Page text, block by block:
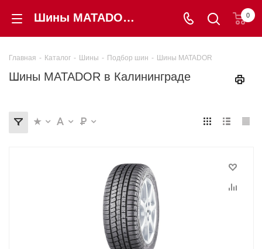
Шины MATADOR купить в Калининграде от 4 000 ₽. Гарантия, цены, отзывы | «Шинторг» 0
Главная - Каталог - Шины - Подбор шин - Шины MATADOR
Шины MATADOR в Калининграде